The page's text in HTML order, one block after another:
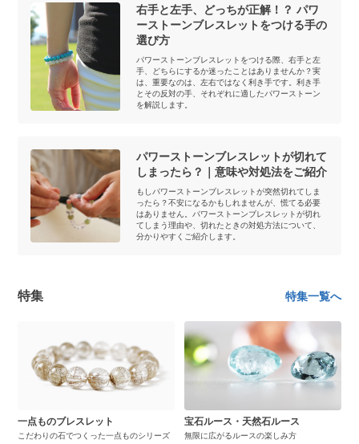
右手と左手、どっちが正解！？ パワ
ーストーンブレスレットをつける手の
選び方
パワーストーンブレスレットをつける際、右手と左
手、どちらにするか迷ったことはありませんか？実
は、重要なのは、左右ではなく利き手です。利き手
とその反対の手、それぞれに適したパワーストーン
を解説します。
パワーストーンブレスレットが切れて
しまったら？｜意味や対処法をご紹介
もしパワーストーンブレスレットが突然切れてしま
ったら？不安になるかもしれませんが、慌てる必要
はありません。パワーストーンブレスレットが切れ
てしまう理由や、切れたときの対処方法について、
分かりやすくご紹介します。
特集 特集一覧へ
一点ものブレスレット
こだわりの石でつくった一点ものシリーズ
宝石ルース・天然石ルース
無限に広がるルースの楽しみ方